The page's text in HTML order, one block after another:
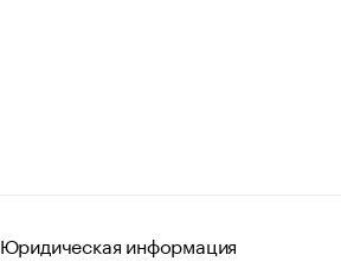
Юридическая информация